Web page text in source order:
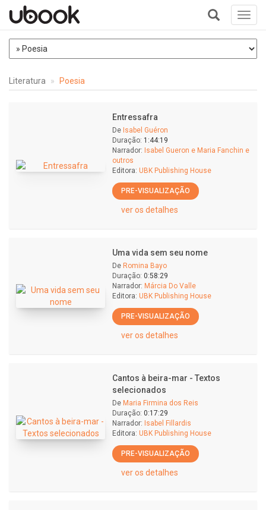
+
Literatura Poesia
Entressafra
De Isabel Guéron
Duração: 1:44:19
Narrador: Isabel Gueron e Maria Fanchin e
outros
Editora: UBK Publishing House
PRE-VISUALIZAÇÃO
ver os detalhes
Uma vida sem seu nome
De Romina Bayo
Duração: 0:58:29
Narrador: Márcia Do Valle
Editora: UBK Publishing House
PRE-VISUALIZAÇÃO
ver os detalhes
Cantos à beira-mar - Textos
selecionados
De Maria Firmina dos Reis
Duração: 0:17:29
Narrador: Isabel Fillardis
Editora: UBK Publishing House
PRE-VISUALIZAÇÃO
ver os detalhes